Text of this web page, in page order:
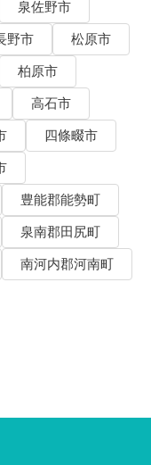
泉佐野市
野市
松原市
柏原市
高石市
四條畷市
豊能郡能勢町
泉南郡田尻町
南河内郡河南町